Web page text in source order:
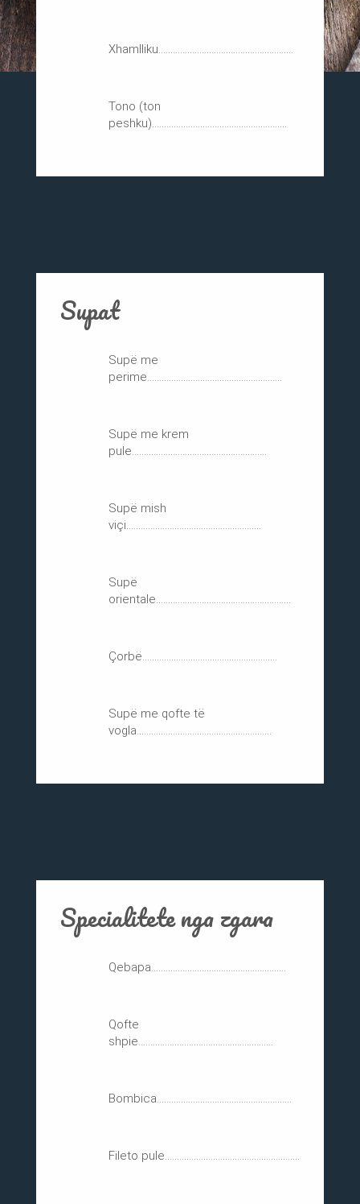
Xhamlliku........................................................
Tono (ton
peshku)........................................................
Supat
Supë me
perime........................................................
Supë me krem
pule........................................................
Supë mish
viçi........................................................
Supë
orientale........................................................
Çorbë........................................................
Supë me qofte të
vogla........................................................
Specialitete nga zgara
Qebapa........................................................
Qofte
shpie........................................................
Bombica........................................................
Fileto pule........................................................